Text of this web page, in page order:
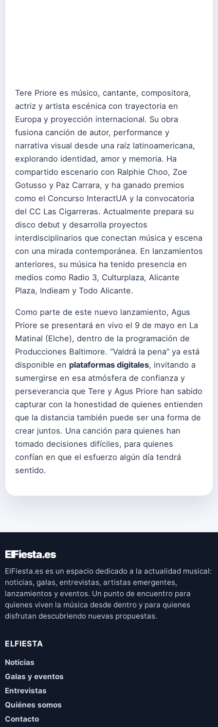
Tere Priore es músico, cantante, compositora,
actriz y artista escénica con trayectoria en
Europa y proyección internacional. Su obra
fusiona canción de autor, performance y
narrativa visual desde una raíz latinoamericana,
explorando identidad, amor y memoria. Ha
compartido escenario con Ralphie Choo, Zoe
Gotusso y Paz Carrara, y ha ganado premios
como el Concurso InteractUA y la convocatoria
del CC Las Cigarreras. Actualmente prepara su
disco debut y desarrolla proyectos
interdisciplinarios que conectan música y escena
con una mirada contemporánea. En lanzamientos
anteriores, su música ha tenido presencia en
medios como Radio 3, Culturplaza, Alicante
Plaza, Indieam y Todo Alicante.
Como parte de este nuevo lanzamiento, Agus
Priore se presentará en vivo el 9 de mayo en La
Matinal (Elche), dentro de la programación de
Producciones Baltimore. “Valdrá la pena” ya está
disponible en plataformas digitales, invitando a
sumergirse en esa atmósfera de confianza y
perseverancia que Tere y Agus Priore han sabido
capturar con la honestidad de quienes entienden
que la distancia también puede ser una forma de
crear juntos. Una canción para quienes han
tomado decisiones difíciles, para quienes
confían en que el esfuerzo algún día tendrá
sentido.
ElFiesta.es
ElFiesta.es es un espacio dedicado a la actualidad musical:
noticias, galas, entrevistas, artistas emergentes,
lanzamientos y eventos. Un punto de encuentro para
quienes viven la música desde dentro y para quienes
disfrutan descubriendo nuevas propuestas.
ELFIESTA
Noticias
Galas y eventos
Entrevistas
Quiénes somos
Contacto